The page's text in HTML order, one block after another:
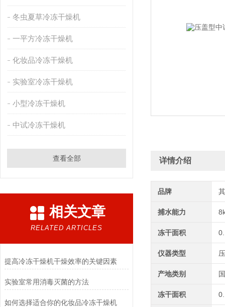
冬虫夏草冷冻干燥机
一平方冷冻干燥机
化妆品冷冻干燥机
实验室冷冻干燥机
小型冷冻干燥机
中试冷冻干燥机
查看全部
相关文章
RELATED ARTICLES
提高冷冻干燥机干燥效率的关键因素
实验室常用消毒灭菌的方法
如何选择适合你的化妆品冷冻干燥机
详情介绍
品牌
捕水能力
冻干面积
仪器类型
产地类别
冻干面积